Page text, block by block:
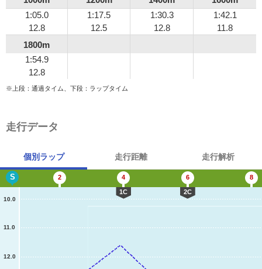
1:05.0
12.8
1:17.5
12.5
1:30.3
12.8
1:42.1
11.8
1800m
1:54.9
12.8
※上段：通過タイム、下段：ラップタイム
走行データ
個別ラップ 走行距離 走行解析
10.0
11.0
12.0
S 2 4
1C
6
2C
8